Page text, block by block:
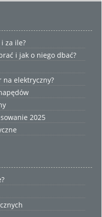
za ile?
i jak o niego dbać?
elektryczny?
2025